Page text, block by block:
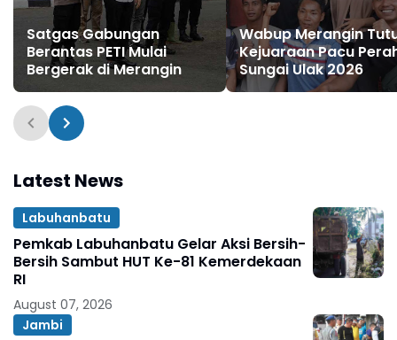
Satgas Gabungan
Berantas PETI Mulai
Bergerak di Merangin
Wabup Merangin
Kejuaraan Pacu
Sungai Ulak 2026
Latest News
Labuhanbatu
Pemkab Labuhanbatu Gelar Aksi Bersih-
Bersih Sambut HUT Ke-81 Kemerdekaan
RI
August 07, 2026
Jambi